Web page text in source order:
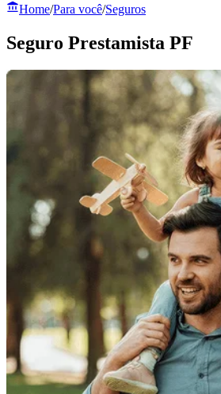
Home/Para você/Seguros
Seguro Prestamista PF